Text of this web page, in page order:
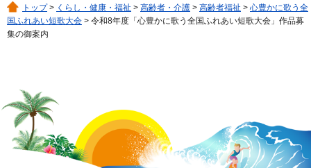
トップ> くらし・健康・福祉 > 高齢者・介護 > 高齢者福祉 > 心豊かに歌う全
国ふれあい短歌大会 > 令和8年度「心豊かに歌う全国ふれあい短歌大会」作品募
集の御案内